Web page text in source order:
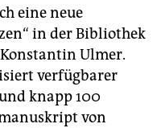
eine neue
in der Bibliothek
Ulmer.
verfügbarer
knapp 100
von